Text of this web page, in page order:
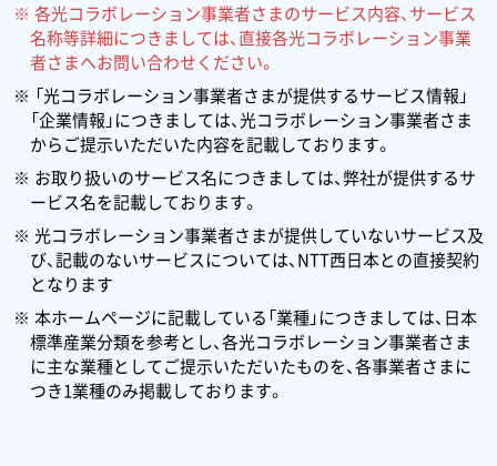
各光コラボレーション事業者さまのサービス内容、サービス
名称等詳細につきましては、直接各光コラボレーション事業
者さまへお問い合わせください。
「光コラボレーション事業者さまが提供するサービス情報」
「企業情報」につきましては、光コラボレーション事業者さま
からご提示いただいた内容を記載しております。
お取り扱いのサービス名につきましては、弊社が提供するサ
ービス名を記載しております。
光コラボレーション事業者さまが提供していないサービス及
び、記載のないサービスについては、NTT西日本との直接契約
となります
本ホームページに記載している「業種」につきましては、日本
標準産業分類を参考とし、各光コラボレーション事業者さま
に主な業種としてご提示いただいたものを、各事業者さまに
つき1業種のみ掲載しております。